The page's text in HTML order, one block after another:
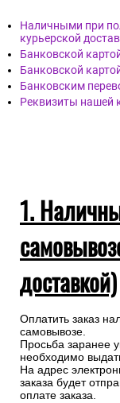
Наличными при
курьерской
Банковской
Банковской
Банковским
Реквизиты нашей
1.
доставкой)
Оплатить заказ
самовывозе.
Просьба заранее
необходимо
На адрес
заказа будет
оплате заказа.